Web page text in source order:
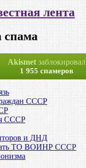
лента
спама
Akismetзаблокировал
1 955 спамеров
СССР
СССР
и ДНД
ТО ВОИНР СССР